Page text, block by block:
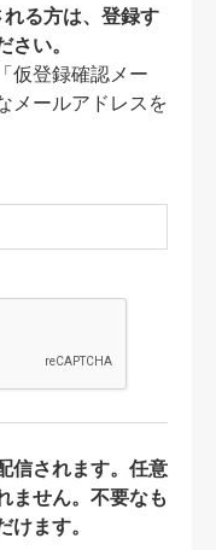
る方は、登録す
い。
仮登録確認メー
メールアドレスを
信されます。任意
ません。不要なも
ます。